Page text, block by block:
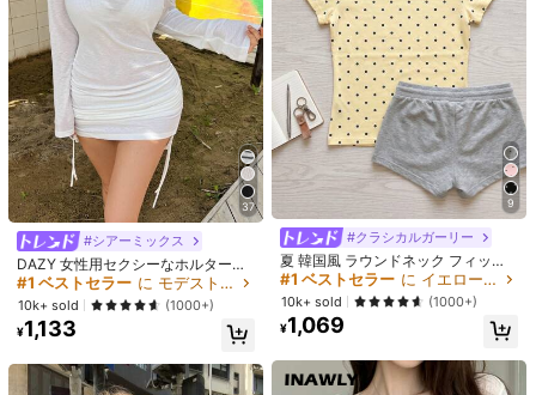
サイズ
S M L XL XXL
サイズガイド
お探しのサイズがありませんか？ 教えてください
お届け先 Japan
送料無料
500 ポイント 付与遅延 お届け予定日:8月14日 - 8月17日
返品無料
安全な支払い · プライバシー保護
37
#シアーミックス
DAZY 女性用セクシーなホルターネ
ック リボン ストラップ ルーチェ シ
アー ビーチカバーアップ水着ラッ
プ、夏のY2Kロングスリーブ女性用
トップス オフショル
#1 ベストセラー
売り切れ間近！
#1 ベストセラー に モデストシック 女性用トップス、ブラウス、Tシャツ
売り切れ間近！
#1 ベストセラー に モデストシック 女性用トップス、ブラウス、Tシャツ
売り切れ間近！
#1 ベストセラー に モデストシック 女性用トップス、ブラウス、Tシャツ
10k+ sold (1000+)
¥1,133
9
#クラシカルガーリー
夏 韓国風 ラウンドネック フィット
カジュアル ドット柄 半袖Tシャツ イ
エロー、エステティック
#1 ベストセラー に イエロー オフィスデイリートップス
高リピート率 売り切れ間近！
#1 ベストセラー に イエロー オフィスデイリートップス
高リピート率 売り切れ間近！
#1 ベストセラー に イエロー オフィスデイリートップス
高リピート率 売り切れ間近！
#1 ベストセラー に イエロー オフィスデイリートップス
売り切れ間近！
10k+ sold (1000+)
¥1,069